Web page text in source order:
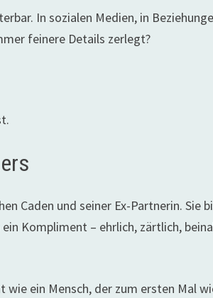
In sozialen Medien, in
feinere Details zerlegt?
Caden und seiner Ex-Partnerin. Sie
Kompliment – ehrlich, zärtlich,
ein Mensch, der zum ersten Mal